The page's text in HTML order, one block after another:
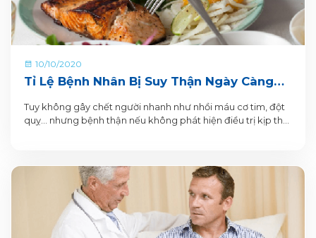
10/10/2020
Tỉ Lệ Bệnh Nhân Bị Suy Thận Ngày Càng
Tăng Không Phân Biệt Đối Tượng
Tuy không gây chết người nhanh như nhồi máu cơ tim, đột
quỵ… nhưng bệnh thận nếu không phát hiện điều trị kịp thời
tuổi và giới tính.